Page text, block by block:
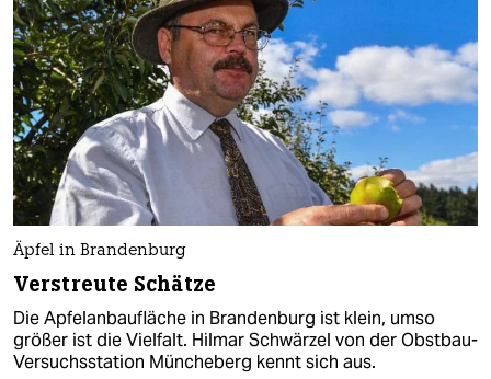
Äpfel in Brandenburg
Verstreute Schätze
Die Apfelanbaufläche in Brandenburg ist klein, umso
größer ist die Vielfalt. Hilmar Schwärzel von der Obstbau-
Versuchsstation Müncheberg kennt sich aus.